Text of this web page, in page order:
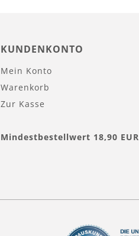
KUNDENKONTO
Mein Konto
Warenkorb
Zur Kasse
Mindestbestellwert 18,90 EUR